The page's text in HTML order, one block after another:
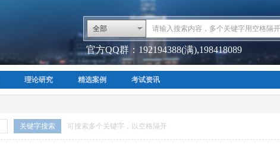
全部
官方QQ群：192194388(满),198418089
理论研究 精选案例 考试资讯
关键字搜索 可搜索多个关键字，以空格隔开